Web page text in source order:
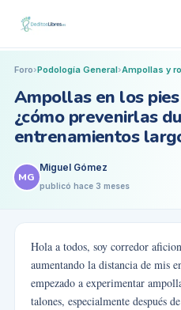
Foro›Podología General›Ampollas y
Ampollas en los
¿cómo prevenirlas
entrenamientos
MG
Miguel Gómez
publicó hace 3 meses
Hola a todos, soy corredor
aumentando la distancia de mis
empezado a experimentar
talones, especialmente después